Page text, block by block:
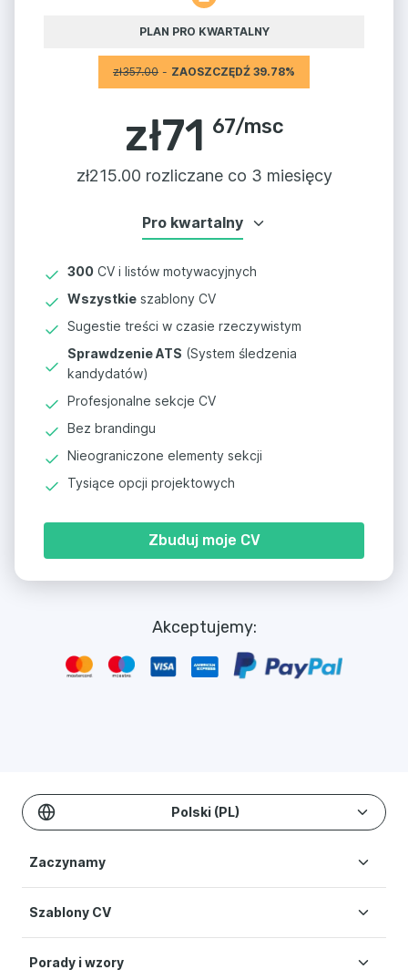
PLAN PRO KWARTALNY
zł357.00 - ZAOSZCZĘDŹ 39.78%
zł71 67/msc
zł215.00 rozliczane co 3 miesięcy
Pro kwartalny
300 CV i listów motywacyjnych
Wszystkie szablony CV
Sugestie treści w czasie rzeczywistym
Sprawdzenie ATS (System śledzenia
kandydatów)
Profesjonalne sekcje CV
Bez brandingu
Nieograniczone elementy sekcji
Tysiące opcji projektowych
Zbuduj moje CV
Akceptujemy:
Polski (PL)
Zaczynamy
Stwórz CV
Cennik
Pomoc
Szablony CV
Szablony CV
Porady i wzory